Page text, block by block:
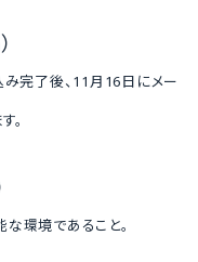
完了後、11月16日にメー
。
環境であること。